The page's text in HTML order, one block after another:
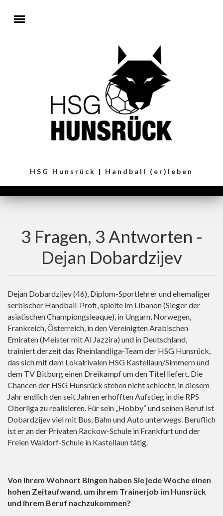
HSG Hunsrück | Handball (er)leben
3 Fragen, 3 Antworten -
Dejan Dobardzijev
Dejan Dobardzijev (46), Diplom-Sportlehrer und ehemaliger
serbischer Handball-Profi, spielte im Libanon (Sieger der
asiatischen Championgsleaque), in Ungarn, Norwegen,
Frankreich, Österreich, in den Vereinigten Arabischen
Emiraten (Meister mit Al Jazzira) und in Deutschland,
trainiert derzeit das Rheinlandliga-Team der HSG Hunsrück,
das sich mit dem Lokalrivalen HSG Kastellaun/Simmern und
dem TV Bitburg einen Dreikampf um den Titel liefert. Die
Chancen der HSG Hunsrück stehen nicht schlecht, in diesem
Jahr endlich den seit Jahren erhofften Aufstieg in die RPS
Oberliga zu realisieren. Für sein „Hobby“ und seinen Beruf ist
Dobardzijev viel mit Bus, Bahn und Auto unterwegs. Beruflich
ist er an der Privaten Rackow-Schule in Frankfurt und der
Freien Waldorf-Schule in Kastellaun tätig.
Von Ihrem Wohnort Bingen haben Sie jede Woche einen
hohen Zeitaufwand, um ihrem Trainerjob im Hunsrück
und ihrem Beruf nachzukommen?